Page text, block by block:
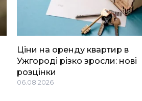
Ціни на оренду квартир в
Ужгороді різко зросли: нові
розцінки
06.08.2026